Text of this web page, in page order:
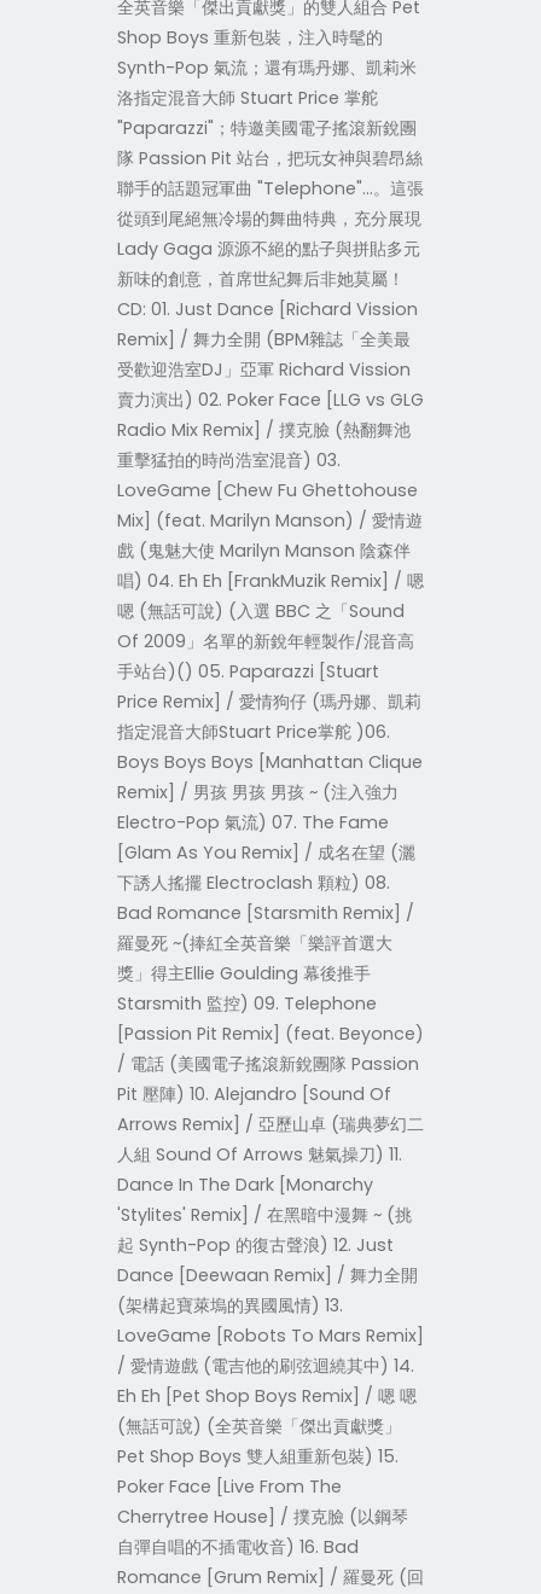
全英音樂「傑出貢獻獎」的雙人組合 Pet
Shop Boys 重新包裝，注入時髦的
Synth-Pop 氣流；還有瑪丹娜、凱莉米
洛指定混音大師 Stuart Price 掌舵
"Paparazzi"；特邀美國電子搖滾新銳團
隊 Passion Pit 站台，把玩女神與碧昂絲
聯手的話題冠軍曲 "Telephone"…。這張
從頭到尾絕無冷場的舞曲特典，充分展現
Lady Gaga 源源不絕的點子與拼貼多元
新味的創意，首席世紀舞后非她莫屬！
CD: 01. Just Dance [Richard Vission
Remix] / 舞力全開 (BPM雜誌「全美最
受歡迎浩室DJ」亞軍 Richard Vission
賣力演出) 02. Poker Face [LLG vs GLG
Radio Mix Remix] / 撲克臉 (熱翻舞池
重擊猛拍的時尚浩室混音) 03.
LoveGame [Chew Fu Ghettohouse
Mix] (feat. Marilyn Manson) / 愛情遊
戲 (鬼魅大使 Marilyn Manson 陰森伴
唱) 04. Eh Eh [FrankMuzik Remix] / 嗯
嗯 (無話可說) (入選 BBC 之「Sound
Of 2009」名單的新銳年輕製作/混音高
手站台)() 05. Paparazzi [Stuart
Price Remix] / 愛情狗仔 (瑪丹娜、凱莉
指定混音大師Stuart Price掌舵 )06.
Boys Boys Boys [Manhattan Clique
Remix] / 男孩 男孩 男孩 ~ (注入強力
Electro-Pop 氣流) 07. The Fame
[Glam As You Remix] / 成名在望 (灑
下誘人搖擺 Electroclash 顆粒) 08.
Bad Romance [Starsmith Remix] /
羅曼死 ~(捧紅全英音樂「樂評首選大
獎」得主Ellie Goulding 幕後推手
Starsmith 監控) 09. Telephone
[Passion Pit Remix] (feat. Beyonce)
/ 電話 (美國電子搖滾新銳團隊 Passion
Pit 壓陣) 10. Alejandro [Sound Of
Arrows Remix] / 亞歷山卓 (瑞典夢幻二
人組 Sound Of Arrows 魅氣操刀) 11.
Dance In The Dark [Monarchy
'Stylites' Remix] / 在黑暗中漫舞 ~ (挑
起 Synth-Pop 的復古聲浪) 12. Just
Dance [Deewaan Remix] / 舞力全開
(架構起寶萊塢的異國風情) 13.
LoveGame [Robots To Mars Remix]
/ 愛情遊戲 (電吉他的刷弦迴繞其中) 14.
Eh Eh [Pet Shop Boys Remix] / 嗯 嗯
(無話可說) (全英音樂「傑出貢獻獎」
Pet Shop Boys 雙人組重新包裝) 15.
Poker Face [Live From The
Cherrytree House] / 撲克臉 (以鋼琴
自彈自唱的不插電收音) 16. Bad
Romance [Grum Remix] / 羅曼死 (回